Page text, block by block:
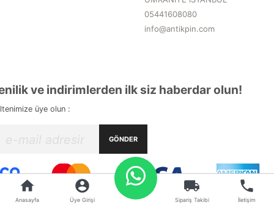
home
Anasayfa
account_circle
Üye Girişi
local_shipping
Sipariş Takibi
phone
İletişim
05441608080
info@antikpin.com
ve indirimlerden ilk siz haberdar olun!
üye olun :
GÖNDER